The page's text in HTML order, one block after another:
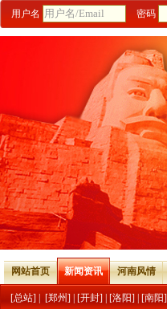
用户名 密码
网站首页 新闻资讯 河南风情
[总站] [郑州] [开封] [洛阳] [南阳]